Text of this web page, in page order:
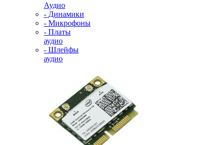
Аудио
- Динамики
- Микрофоны
- Платы
аудио
- Шлейфы
аудио